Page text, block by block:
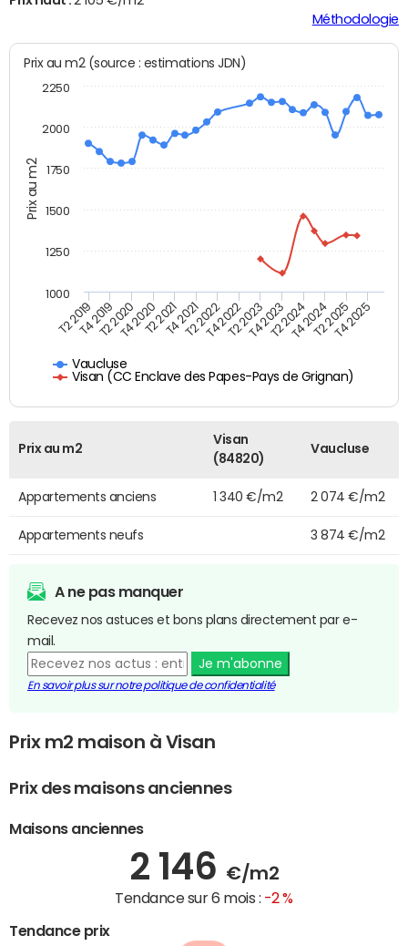
Méthodologie
Prix au m2
Prix au m2 (source : estimations JDN)
Vaucluse
Visan (CC Enclave des Papes-Pays de Grignan)
T2 2019T4 2019T2 2020T4 2020T2 2021T4 2021T2 2022T4 2022T2 2023T4 2023T2 2024T4 2024T2 2025T4 2025
1000
1250
1500
1750
2000
2250
Prix au m2
Visan
(84820)
Vaucluse
Appartements anciens 1 340 €/m2 2 074 €/m2
Appartements neufs 3 874 €/m2
A ne pas manquer
Recevez nos astuces et bons plans directement par e-
mail.
Je m'abonne
En savoir plus sur notre politique de confidentialité
Prix m2 maison à Visan
Prix des maisons anciennes
Maisons anciennes
2 146 €/m2
Tendance sur 6 mois : -2 %
Tendance prix